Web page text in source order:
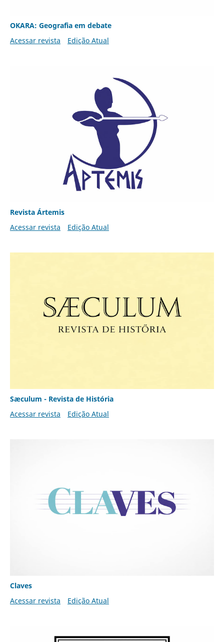
OKARA: Geografia em debate
Acessar revista
Edição Atual
Revista Ártemis
Acessar revista
Edição Atual
Sæculum - Revista de História
Acessar revista
Edição Atual
Claves
Acessar revista
Edição Atual